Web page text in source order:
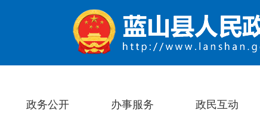
政务公开 办事服务 政民互动